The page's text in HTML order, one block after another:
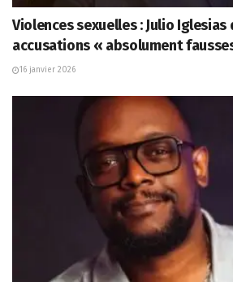
Violences sexuelles : Julio Iglesias
accusations « absolument
16 janvier 2026